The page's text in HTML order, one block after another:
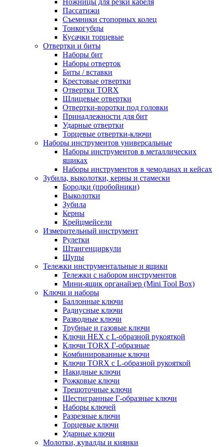
Ножницы для резки кабеля
Пассатижи
Съемники стопорных колец
Тонкогубцы
Кусачки торцевые
Отвертки и биты
Наборы бит
Наборы отверток
Биты / вставки
Крестовые отвертки
Отвертки TORX
Шлицевые отвертки
Отвертки-воротки под головки
Принадлежности для бит
Ударные отвертки
Торцевые отвертки-ключи
Наборы инструментов универсальные
Наборы инструментов в металлических
ящиках
Наборы инструментов в чемоданах и кейсах
Зубила, выколотки, керны и стамески
Бородки (пробойники)
Выколотки
Зубила
Керны
Крейцмейсели
Измерительный инструмент
Рулетки
Штангенциркули
Щупы
Тележки инструментальные и ящики
Тележки с набором инструментов
Мини-ящик органайзер (Mini Tool Box)
Ключи и наборы
Баллонные ключи
Радиусные ключи
Разводные ключи
Трубные и газовые ключи
Ключи HEX с L-образной рукояткой
Ключи TORX Г-образные
Комбинированные ключи
Ключи TORX с L-образной рукояткой
Накидные ключи
Рожковые ключи
Трещоточные ключи
Шестигранные Г-образные ключи
Наборы ключей
Разрезные ключи
Торцевые ключи
Ударные ключи
Молотки, кувалды и киянки